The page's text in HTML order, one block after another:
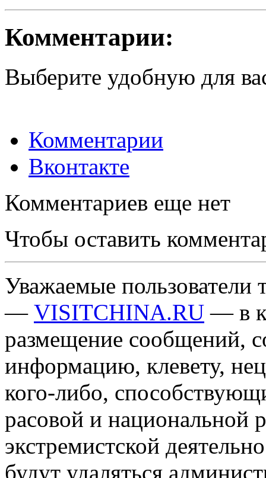
Комментарии:
Выберите удобную для
Комментарии
Вконтакте
Комментариев еще нет
Чтобы оставить
Уважаемые пользователи
— VISITCHINA.RU — в
размещение сообщений,
информацию, клевету,
кого-либо,
расовой и национальной
экстремистской
будут удаляться